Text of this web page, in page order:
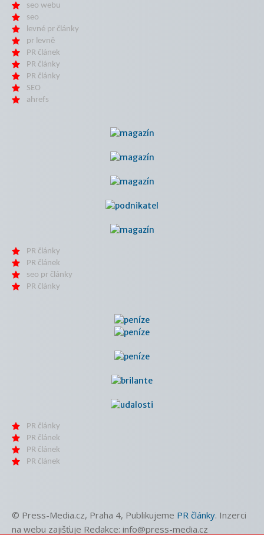
seo webu
seo
levné pr články
pr levně
PR článek
PR články
PR články
SEO
ahrefs
PR články
PR článek
seo pr články
PR články
PR články
PR článek
PR článek
PR článek
© Press-Media.cz, Praha 4, Publikujeme PR články. Inzerci
na webu zajišťuje Redakce: info@press-media.cz